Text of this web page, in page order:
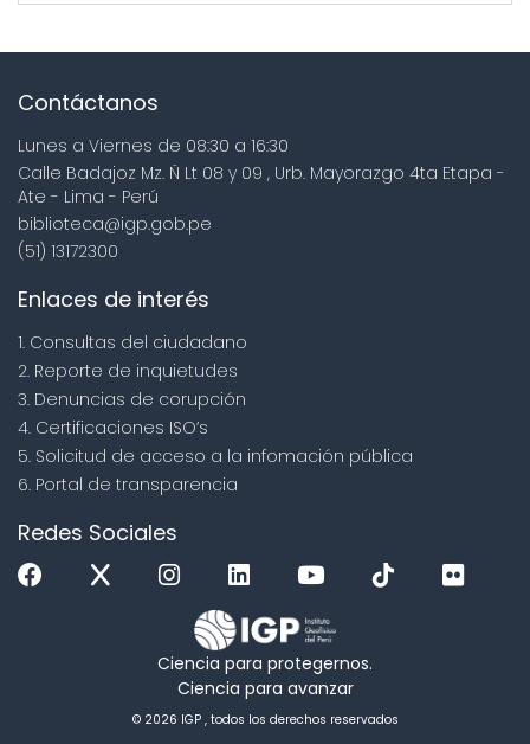
Contáctanos
Lunes a Viernes de 08:30 a 16:30
Calle Badajoz Mz. Ñ Lt 08 y 09 , Urb. Mayorazgo 4ta Etapa -
Ate - Lima - Perú
biblioteca@igp.gob.pe
(51) 13172300
Enlaces de interés
1. Consultas del ciudadano
2. Reporte de inquietudes
3. Denuncias de corupción
4. Certificaciones ISO’s
5. Solicitud de acceso a la infomación pública
6. Portal de transparencia
Redes Sociales
Ciencia para protegernos.
Ciencia para avanzar
© 2026 IGP , todos los derechos reservados